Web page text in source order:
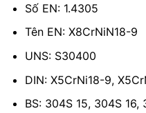
Số EN: 1.4305
Tên EN: X8CrNiN18-9
UNS: S30400
DIN: X5CrNi18-9,
BS: 304S 15, 304S